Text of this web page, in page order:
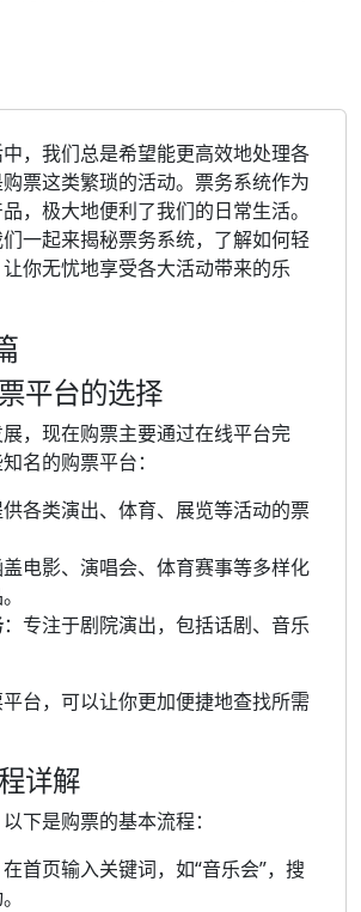
，我们总是希望能更高效地处理各
票这类繁琐的活动。票务系统作为
，极大地便利了我们的日常生活。
一起来揭秘票务系统，了解如何轻
你无忧地享受各大活动带来的乐
平台的选择
，现在购票主要通过在线平台完
名的购票平台：
供各类演出、体育、展览等活动的票
电影、演唱会、体育赛事等多样化
：专注于剧院演出，包括话剧、音乐
台，可以让你更加便捷地查找所需
详解
下是购票的基本流程：
在首页输入关键词，如“音乐会”，搜